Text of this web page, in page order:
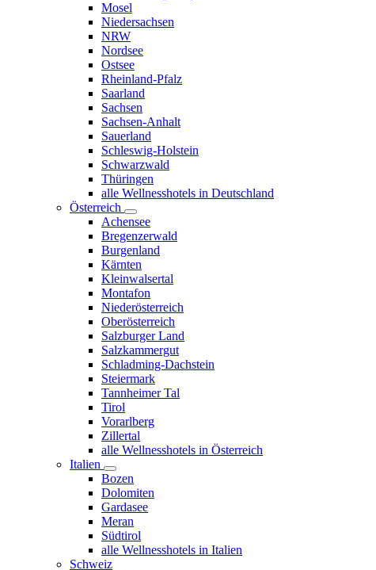
Mosel
Niedersachsen
NRW
Nordsee
Ostsee
Rheinland-Pfalz
Saarland
Sachsen
Sachsen-Anhalt
Sauerland
Schleswig-Holstein
Schwarzwald
Thüringen
alle Wellnesshotels in Deutschland
Österreich
Achensee
Bregenzerwald
Burgenland
Kärnten
Kleinwalsertal
Montafon
Niederösterreich
Oberösterreich
Salzburger Land
Salzkammergut
Schladming-Dachstein
Steiermark
Tannheimer Tal
Tirol
Vorarlberg
Zillertal
alle Wellnesshotels in Österreich
Italien
Bozen
Dolomiten
Gardasee
Meran
Südtirol
alle Wellnesshotels in Italien
Schweiz